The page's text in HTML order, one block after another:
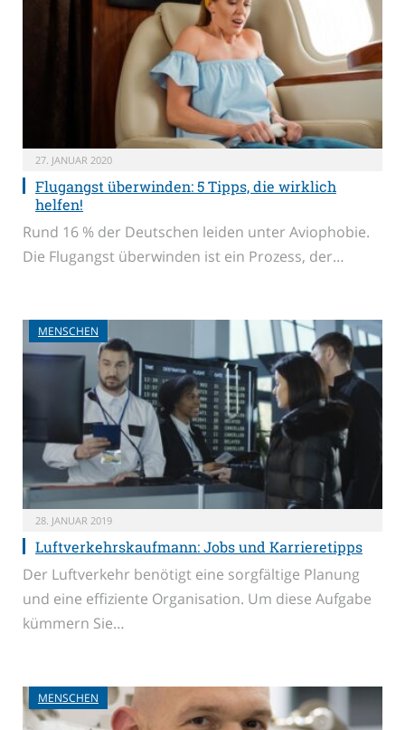
27. JANUAR 2020
Flugangst überwinden: 5 Tipps, die wirklich
helfen!
Rund 16 % der Deutschen leiden unter Aviophobie.
Die Flugangst überwinden ist ein Prozess, der…
MENSCHEN
28. JANUAR 2019
Luftverkehrskaufmann: Jobs und Karrieretipps
Der Luftverkehr benötigt eine sorgfältige Planung
und eine effiziente Organisation. Um diese Aufgabe
kümmern Sie…
MENSCHEN